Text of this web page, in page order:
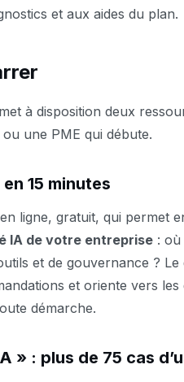
et aux aides du plan.
à disposition deux
une PME qui débute.
15 minutes
ligne, gratuit, qui permet
IA de votre entreprise :
et de gouvernance ? Le
et oriente vers les
démarche.
» : plus de 75 cas